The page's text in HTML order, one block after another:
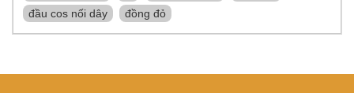
đầu cos nối dây
đồng đỏ